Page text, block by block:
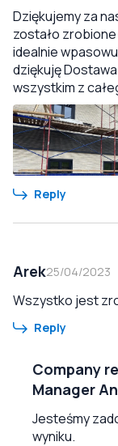
Dziękujemy za
zostało zrobione
idealnie
dziękuję
wszystkim z
Reply
Arek25/04/2023
Wszystko jest
Reply
Company
Manager
Jesteśmy
wyniku.